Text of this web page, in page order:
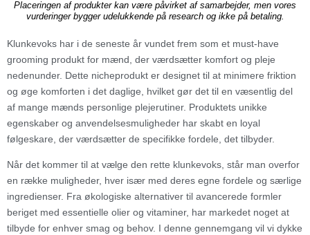
Placeringen af produkter kan være påvirket af samarbejder, men vores
vurderinger bygger udelukkende på research og ikke på betaling.
Klunkevoks har i de seneste år vundet frem som et must-have
grooming produkt for mænd, der værdsætter komfort og pleje
nedenunder. Dette nicheprodukt er designet til at minimere friktion
og øge komforten i det daglige, hvilket gør det til en væsentlig del
af mange mænds personlige plejerutiner. Produktets unikke
egenskaber og anvendelsesmuligheder har skabt en loyal
følgeskare, der værdsætter de specifikke fordele, det tilbyder.
Når det kommer til at vælge den rette klunkevoks, står man overfor
en række muligheder, hver især med deres egne fordele og særlige
ingredienser. Fra økologiske alternativer til avancerede formler
beriget med essentielle olier og vitaminer, har markedet noget at
tilbyde for enhver smag og behov. I denne gennemgang vil vi dykke